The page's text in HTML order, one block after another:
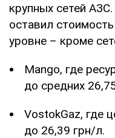
крупных сетей
оставил
уровне – кроме
Mango, где
до средних
VostokGaz, где
до 26,39 грн/л.